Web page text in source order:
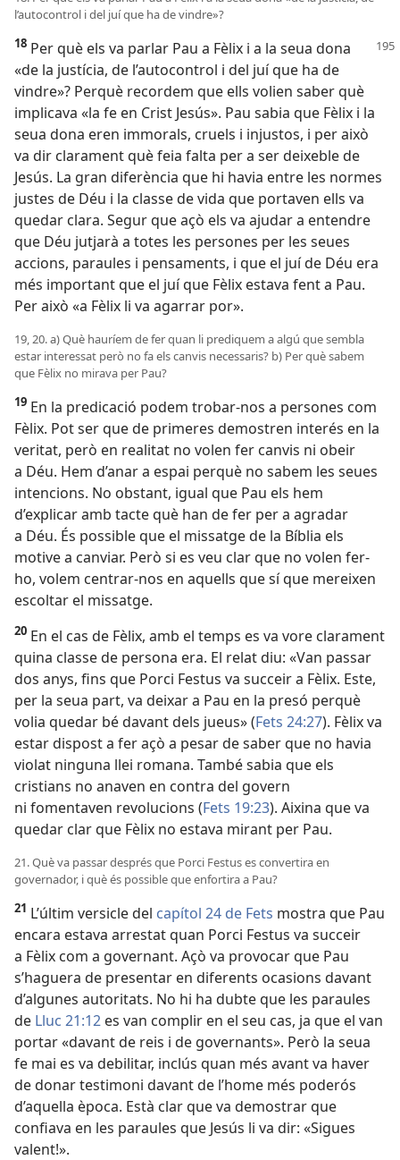
l’autocontrol i del juí que ha de vindre»?
18 Per què els va parlar Pau a Fèlix i a la seua dona
«de la justícia, de l’autocontrol i del juí que ha de
vindre»? Perquè recordem que ells volien saber què
implicava «la fe en Crist Jesús». Pau sabia que Fèlix i la
seua dona eren immorals, cruels i injustos, i per això
va dir clarament què feia falta per a ser deixeble de
Jesús. La gran diferència que hi havia entre les normes
justes de Déu i la classe de vida que portaven ells va
quedar clara. Segur que açò els va ajudar a entendre
que Déu jutjarà a totes les persones per les seues
accions, paraules i pensaments, i que el juí de Déu era
més important que el juí que Fèlix estava fent a Pau.
Per això «a Fèlix li va agarrar por».
19, 20. a) Què hauríem de fer quan li prediquem a algú que sembla
estar interessat però no fa els canvis necessaris? b) Per què sabem
que Fèlix no mirava per Pau?
19 En la predicació podem trobar-nos a persones com
Fèlix. Pot ser que de primeres demostren interés en la
veritat, però en realitat no volen fer canvis ni obeir
a Déu. Hem d’anar a espai perquè no sabem les seues
intencions. No obstant, igual que Pau els hem
d’explicar amb tacte què han de fer per a agradar
a Déu. És possible que el missatge de la Bíblia els
motive a canviar. Però si es veu clar que no volen fer-
ho, volem centrar-nos en aquells que sí que mereixen
escoltar el missatge.
20 En el cas de Fèlix, amb el temps es va vore clarament
quina classe de persona era. El relat diu: «Van passar
dos anys, fins que Porci Festus va succeir a Fèlix. Este,
per la seua part, va deixar a Pau en la presó perquè
volia quedar bé davant dels jueus» (Fets 24:27). Fèlix va
estar dispost a fer açò a pesar de saber que no havia
violat ninguna llei romana. També sabia que els
cristians no anaven en contra del govern
ni fomentaven revolucions (Fets 19:23). Aixina que va
quedar clar que Fèlix no estava mirant per Pau.
21. Què va passar després que Porci Festus es convertira en
governador, i què és possible que enfortira a Pau?
21 L’últim versicle del capítol 24 de Fets mostra que Pau
encara estava arrestat quan Porci Festus va succeir
a Fèlix com a governant. Açò va provocar que Pau
s’haguera de presentar en diferents ocasions davant
d’algunes autoritats. No hi ha dubte que les paraules
de Lluc 21:12 es van complir en el seu cas, ja que el van
portar «davant de reis i de governants». Però la seua
fe mai es va debilitar, inclús quan més avant va haver
de donar testimoni davant de l’home més poderós
d’aquella època. Està clar que va demostrar que
confiava en les paraules que Jesús li va dir: «Sigues
valent!».